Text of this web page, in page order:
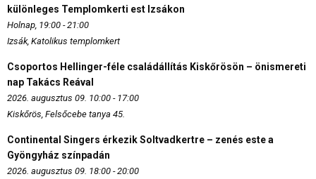
különleges Templomkerti est Izsákon
Holnap, 19:00 - 21:00
Izsák, Katolikus templomkert
Csoportos Hellinger-féle családállítás Kiskőrösön – önismereti
nap Takács Reával
2026. augusztus 09. 10:00 - 17:00
Kiskőrös, Felsőcebe tanya 45.
Continental Singers érkezik Soltvadkertre – zenés este a
Gyöngyház színpadán
2026. augusztus 09. 18:00 - 20:00